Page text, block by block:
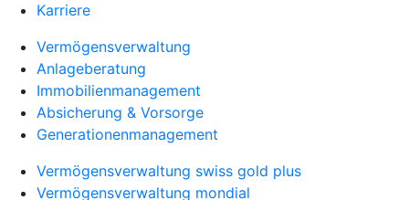
Karriere
Vermögensverwaltung
Anlageberatung
Immobilienmanagement
Absicherung & Vorsorge
Generationenmanagement
Vermögensverwaltung swiss gold plus
Vermögensverwaltung mondial